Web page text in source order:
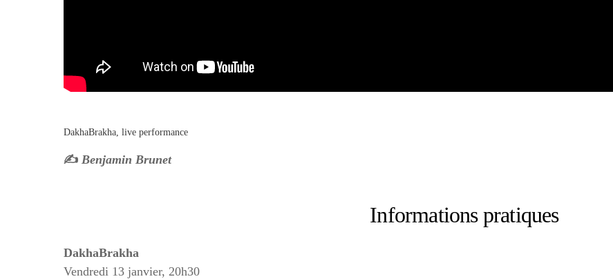
DakhaBrakha, live performance
✍️ Benjamin Brunet
Informations pratiques
DakhaBrakha
Vendredi 13 janvier, 20h30